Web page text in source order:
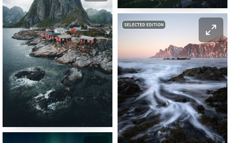
SELECTED EDITION